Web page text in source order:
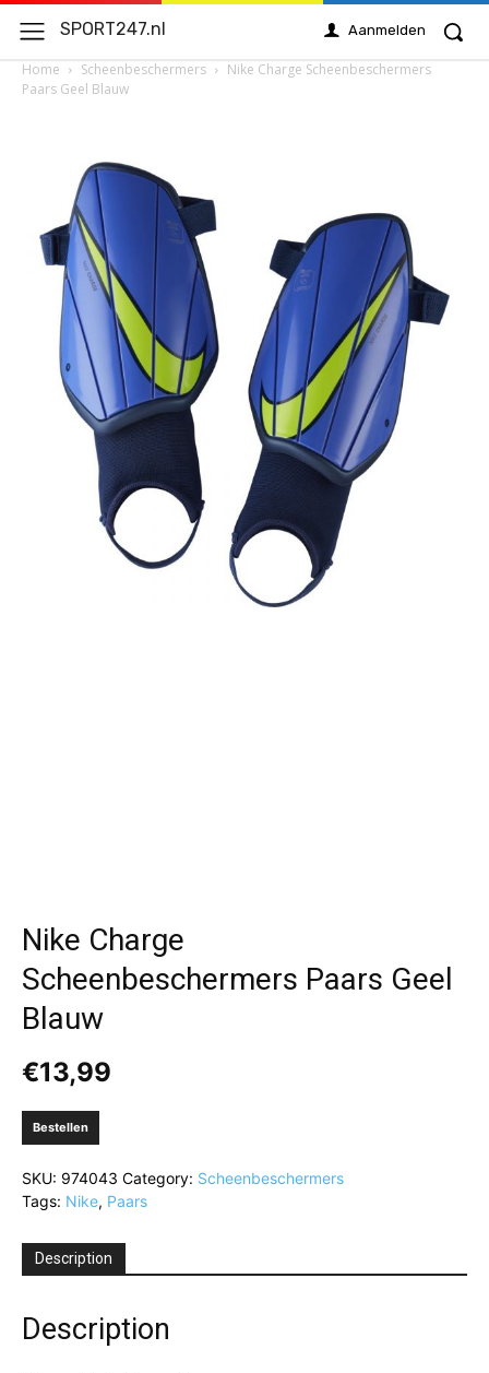
SPORT247.nl Aanmelden
Home Scheenbeschermers
Nike Charge Scheenbeschermers
Paars Geel Blauw
Nike Charge
Scheenbeschermers Paars Geel
Blauw
€13,99
Bestellen
SKU: 974043 Category: Scheenbeschermers
Tags: Nike, Paars
Description
Description